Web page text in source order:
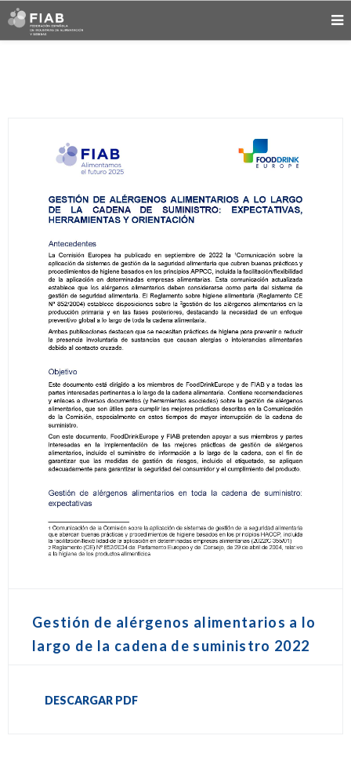
Gestión de alérgenos alimentarios a lo
largo de la cadena de suministro 2022
DESCARGAR PDF